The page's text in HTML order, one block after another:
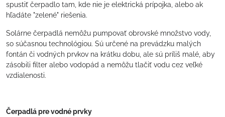
spustiť čerpadlo tam, kde nie je elektrická prípojka, alebo ak
hľadáte "zelené" riešenia.
Solárne čerpadlá nemôžu pumpovať obrovské množstvo vody,
so súčasnou technológiou. Sú určené na prevádzku malých
fontán či vodných prvkov na krátku dobu, ale sú príliš malé, aby
zásobili filter alebo vodopád a nemôžu tlačiť vodu cez veľké
vzdialenosti.
Čerpadlá pre vodné prvky